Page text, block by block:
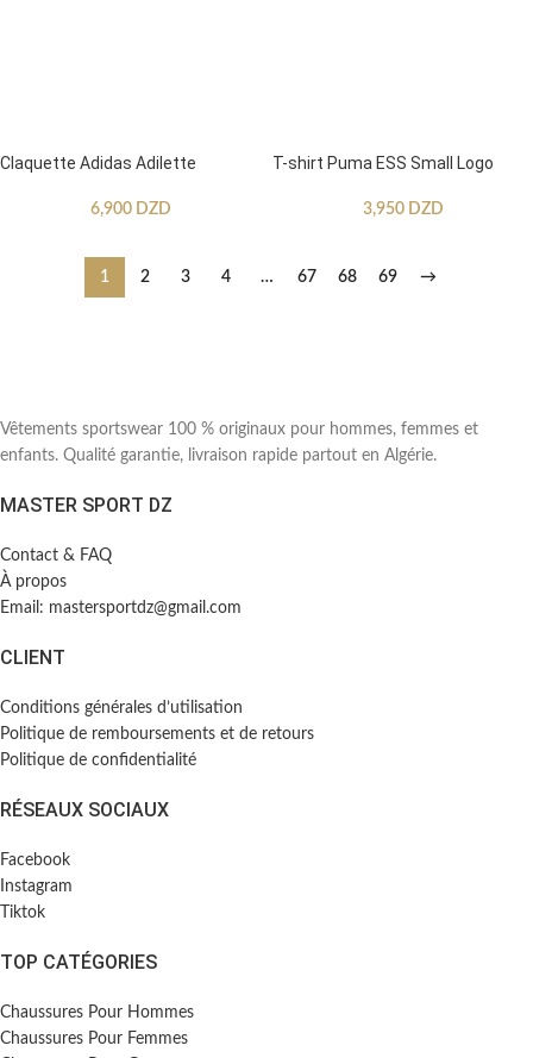
Claquette Adidas Adilette
6,900 DZD
T-shirt Puma ESS Small Logo
3,950 DZD
1 2 3 4 … 67 68 69 →
Vêtements sportswear 100 % originaux pour hommes, femmes et
enfants. Qualité garantie, livraison rapide partout en Algérie.
MASTER SPORT DZ
Contact & FAQ
À propos
Email: mastersportdz@gmail.com
CLIENT
Conditions générales d’utilisation
Politique de remboursements et de retours
Politique de confidentialité
RÉSEAUX SOCIAUX
Facebook
Instagram
Tiktok
TOP CATÉGORIES
Chaussures Pour Hommes
Chaussures Pour Femmes